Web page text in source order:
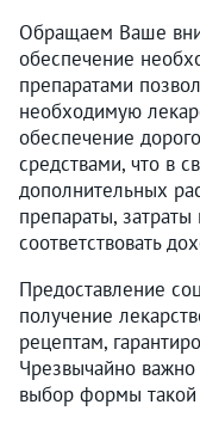
Обращаем Ваше
обеспечение
препаратами
необходимую
обеспечение
средствами, что в
дополнительных
препараты,
соответствовать
Предоставление
получение
рецептам,
Чрезвычайно
выбор формы